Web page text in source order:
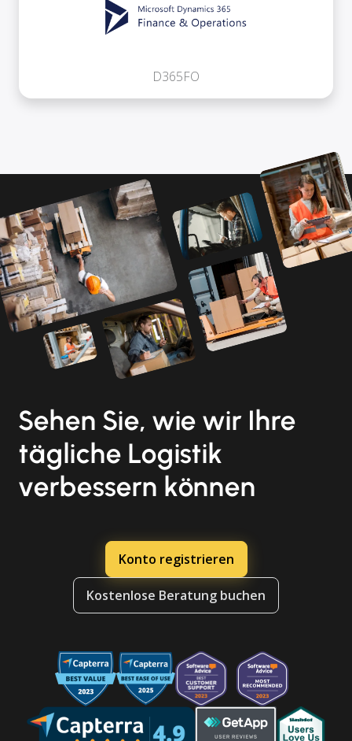
D365FO
Sehen Sie, wie wir Ihre
tägliche Logistik
verbessern können
Konto registrieren
Kostenlose Beratung buchen